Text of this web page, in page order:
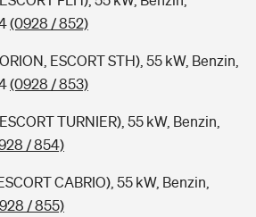
(0928 / 852)
ESCORT STH), 55 kW, Benzin,
(0928 / 853)
TURNIER), 55 kW, Benzin,
/ 854)
CABRIO), 55 kW, Benzin,
/ 855)